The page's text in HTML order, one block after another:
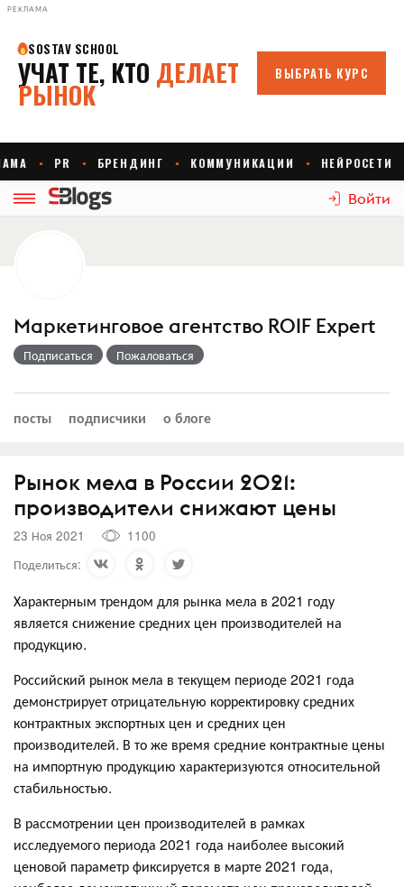
РЕКЛАМА
Войти
Маркетинговое агентство ROIF Expert
Подписаться Пожаловаться
посты подписчики о блоге
Рынок мела в России 2021:
производители снижают цены
23 Ноя 2021
1100
Поделиться:
Характерным трендом для рынка мела в 2021 году
является снижение средних цен производителей на
продукцию.
Российский рынок мела в текущем периоде 2021 года
демонстрирует отрицательную корректировку средних
контрактных экспортных цен и средних цен
производителей. В то же время средние контрактные цены
на импортную продукцию характеризуются относительной
стабильностью.
В рассмотрении цен производителей в рамках
исследуемого периода 2021 года наиболее высокий
ценовой параметр фиксируется в марте 2021 года,